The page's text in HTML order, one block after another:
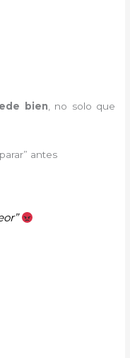
bien , no solo que
antes